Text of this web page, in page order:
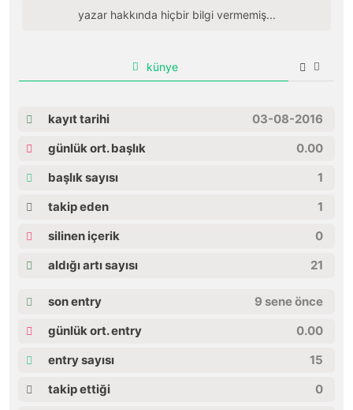
yazar hakkında hiçbir bilgi vermemiş...
künye
kayıt tarihi
03-08-2016
günlük ort. başlık
0.00
başlık sayısı
1
takip eden
1
silinen içerik
0
aldığı artı sayısı
21
son entry
9 sene önce
günlük ort. entry
0.00
entry sayısı
15
takip ettiği
0